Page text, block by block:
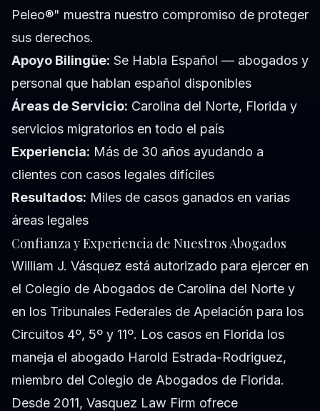
Peleo®" muestra nuestro compromiso de proteger
sus derechos.
Apoyo Bilingüe: Se Habla Español — abogados y
personal que hablan español disponibles
Áreas de Servicio: Carolina del Norte, Florida y
servicios migratorios en todo el país
Experiencia: Más de 30 años ayudando a
clientes con casos legales difíciles
Resultados: Miles de casos ganados en varias
áreas legales
Confianza y Experiencia de Nuestros Abogados
William J. Vásquez está autorizado para ejercer en
el Colegio de Abogados de Carolina del Norte y
en los Tribunales Federales de Apelación para los
Circuitos 4º, 5º y 11º. Los casos en Florida los
maneja el abogado Harold Estrada-Rodriguez,
miembro del Colegio de Abogados de Florida.
Desde 2011, Vasquez Law Firm ofrece